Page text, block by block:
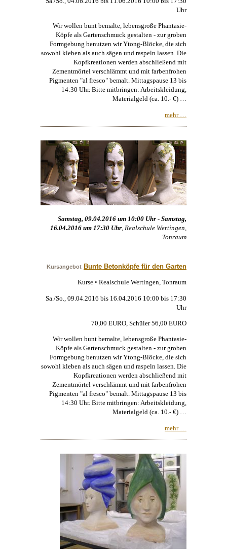
Uhr
Wir wollen bunt bemalte, lebensgroße Phantasie-
Köpfe als Gartenschmuck gestalten - zur groben
Formgebung benutzen wir Ytong-Blöcke, die sich
sowohl kleben als auch sägen und raspeln lassen. Die
Kopfkreationen werden abschließend mit
Zementmörtel verschlämmt und mit farbenfrohen
Pigmenten "al fresco" bemalt. Mittagspause 13 bis
14:30 Uhr. Bitte mitbringen: Arbeitskleidung,
Materialgeld (ca. 10.- €) …
mehr …
Samstag, 09.04.2016 um 10:00 Uhr - Samstag,
16.04.2016 um 17:30 Uhr , Realschule Wertingen,
Tonraum
Kursangebot Bunte Betonköpfe für den Garten
Kurse • Realschule Wertingen, Tonraum
Sa./So., 09.04.2016 bis 16.04.2016 10:00 bis 17:30
Uhr
70,00 EURO, Schüler 56,00 EURO
Wir wollen bunt bemalte, lebensgroße Phantasie-
Köpfe als Gartenschmuck gestalten - zur groben
Formgebung benutzen wir Ytong-Blöcke, die sich
sowohl kleben als auch sägen und raspeln lassen. Die
Kopfkreationen werden abschließend mit
Zementmörtel verschlämmt und mit farbenfrohen
Pigmenten "al fresco" bemalt. Mittagspause 13 bis
14:30 Uhr. Bitte mitbringen: Arbeitskleidung,
Materialgeld (ca. 10.- €) …
mehr …